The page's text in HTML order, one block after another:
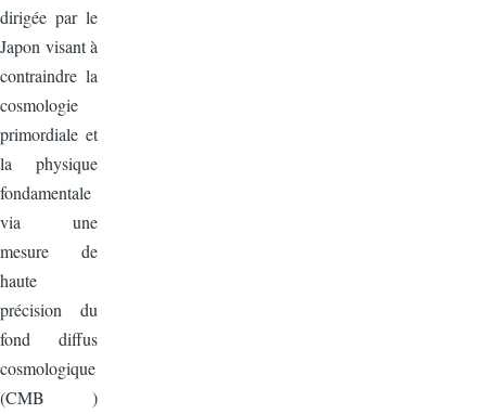
dirigée par le
Japon visant à
contraindre la
cosmologie
primordiale et
la physique
fondamentale
via une
mesure de
haute
précision du
fond diffus
cosmologique
(CMB )